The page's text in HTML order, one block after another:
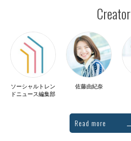
Creator
ソーシャルトレン
ドニュース編集部
佐藤由紀奈
Read more